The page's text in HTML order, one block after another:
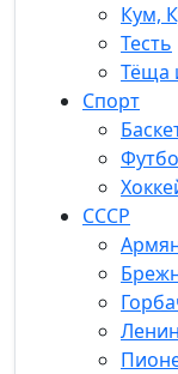
Кум,
Тесть
Тёща
Спорт
СССР
Ленин